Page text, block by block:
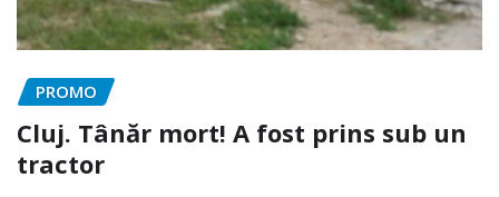
PROMO
Cluj. Tânăr mort! A fost prins sub un
tractor